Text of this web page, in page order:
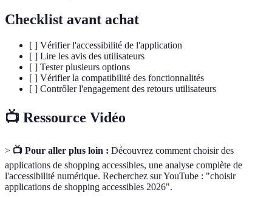
Checklist avant achat
[ ] Vérifier l'accessibilité de l'application
[ ] Lire les avis des utilisateurs
[ ] Tester plusieurs options
[ ] Vérifier la compatibilité des fonctionnalités
[ ] Contrôler l'engagement des retours utilisateurs
📺 Ressource Vidéo
> 📺 Pour aller plus loin : Découvrez comment choisir des
applications de shopping accessibles, une analyse complète de
l'accessibilité numérique. Recherchez sur YouTube : "choisir
applications de shopping accessibles 2026".